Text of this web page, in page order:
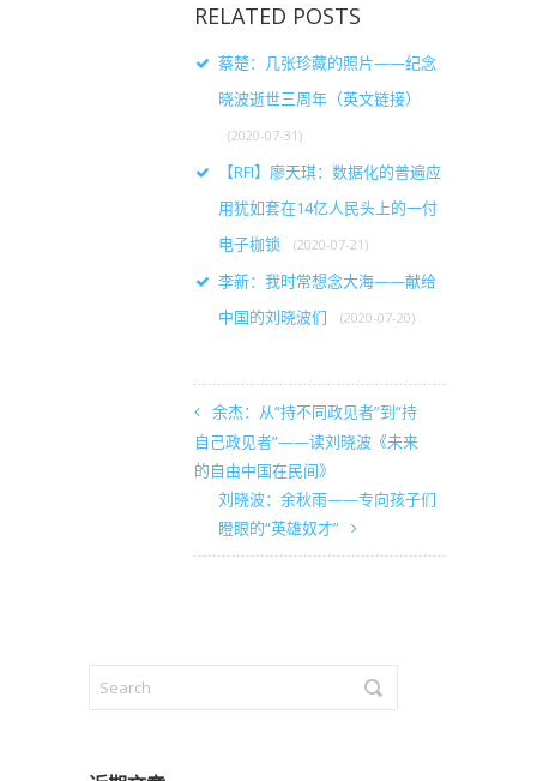
RELATED POSTS
蔡楚：几张珍藏的照片——纪念
晓波逝世三周年（英文链接）
(2020-07-31)
【RFI】廖天琪：数据化的普遍应
用犹如套在14亿人民头上的一付
电子枷锁
(2020-07-21)
李新：我时常想念大海——献给
中国的刘晓波们
(2020-07-20)
余杰：从“持不同政见者”到“持
自己政见者”——读刘晓波《未来
的自由中国在民间》
刘晓波：余秋雨——专向孩子们
瞪眼的“英雄奴才”